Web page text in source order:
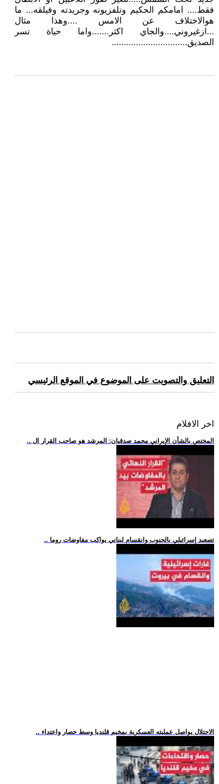
فقط.... امامكم الحكيم وتلفزيونه وجريدته وفيلقه... ما
هوالاختلاف عن الامس ....وهذا مثال
...ازغيروني....والجاي اكثر.......واما حياة تسر
الصديق...............................
التعليق والتصويت على الموضوع في الموقع الرئيسي
اخر الافلام
.. المختص بالشأن الإيراني محمد صدقيان: المرشد هو صاحب القرار ال
.. تصعيد إسرائيلي بالجنوب وانقسام لبناني يواكب مفاوضات روما
.. الاحتلال يواصل عمليته العسكرية بمخيم قلنديا وسط حصار واعتداء